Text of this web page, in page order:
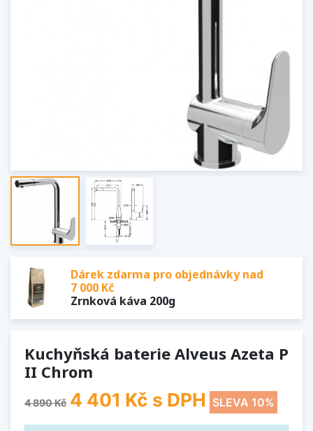
Dárek zdarma pro objednávky nad
7 000 Kč
Zrnková káva 200g
Kuchyňská baterie Alveus Azeta P
II Chrom
4 890 Kč 4 401 Kč s DPH SLEVA 10%